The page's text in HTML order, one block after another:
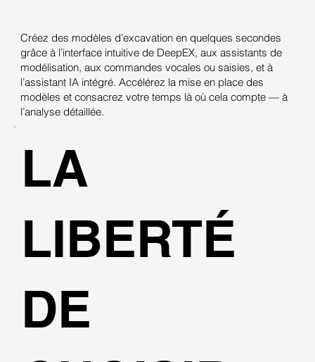
Créez des modèles d’excavation en quelques secondes
grâce à l’interface intuitive de DeepEX, aux assistants de
modélisation, aux commandes vocales ou saisies, et à
l’assistant IA intégré. Accélérez la mise en place des
modèles et consacrez votre temps là où cela compte — à
l’analyse détaillée.
LA
LIBERTÉ
DE